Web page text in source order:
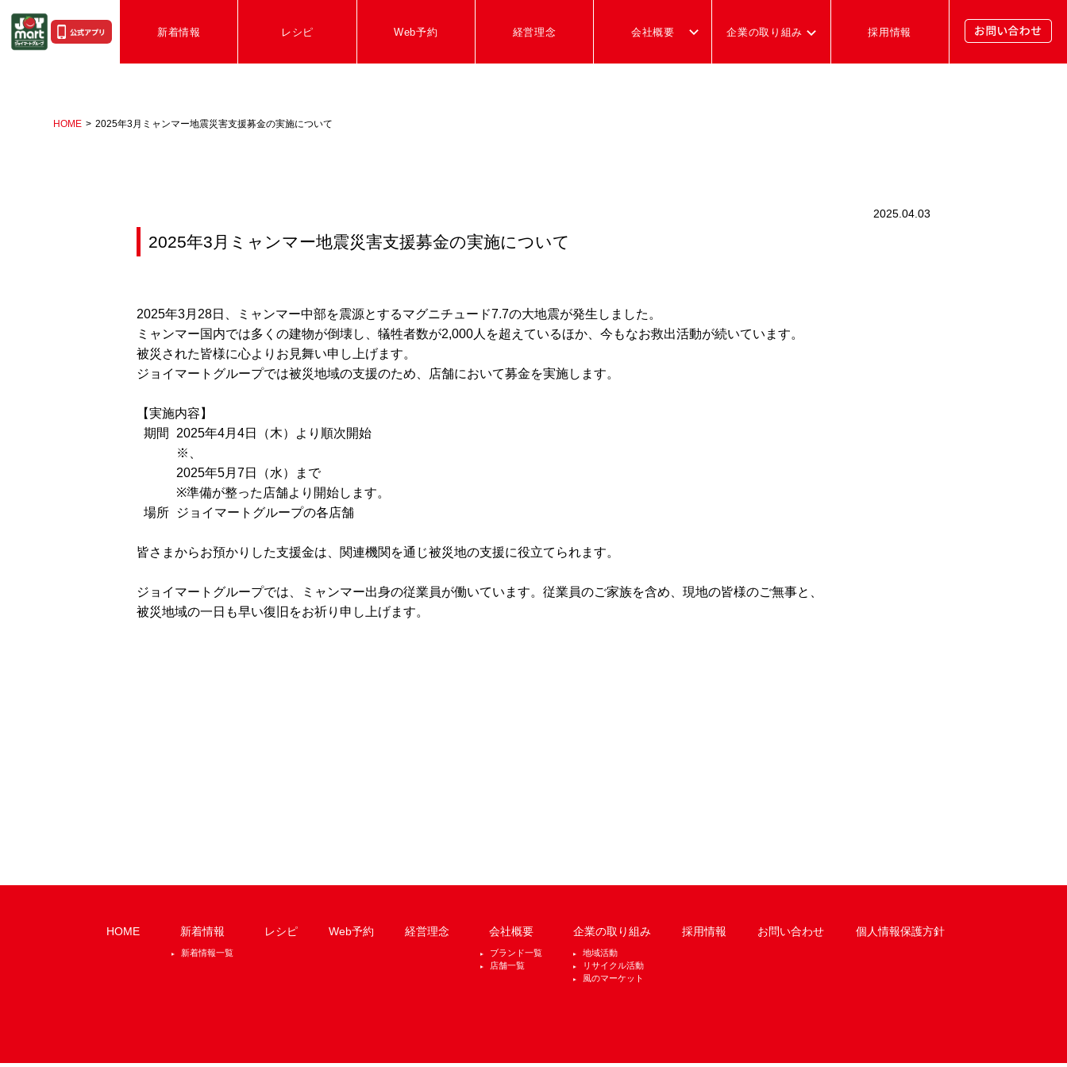
新着情報 レシピ Web予約 経営理念 会社概要 企業の取り組み 採用情報
HOME 2025年3月ミャンマー地震災害支援募金の実施について
2025.04.03
2025年3月ミャンマー地震災害支援募金の実施について
2025年3月28日、ミャンマー中部を震源とするマグニチュード7.7の大地震が発生しました。
ミャンマー国内では多くの建物が倒壊し、犠牲者数が2,000人を超えているほか、今もなお救出活動が続いています。
被災された皆様に心よりお見舞い申し上げます。
ジョイマートグループでは被災地域の支援のため、店舗において募金を実施します。
【実施内容】
期間
2025年4月4日（木）より順次開始
※、
2025年5月7日（水）まで
※準備が整った店舗より開始します。
場所
ジョイマートグループの各店舗
皆さまからお預かりした支援金は、関連機関を通じ被災地の支援に役立てられます。
ジョイマートグループでは、ミャンマー出身の従業員が働いています。従業員のご家族を含め、現地の皆様のご無事と、
被災地域の一日も早い復旧をお祈り申し上げます。
HOME 新着情報
新着情報一覧
レシピ Web予約 経営理念 会社概要
ブランド一覧
店舗一覧
企業の取り組み
地域活動
リサイクル活動
風のマーケット
採用情報 お問い合わせ 個人情報保護方針